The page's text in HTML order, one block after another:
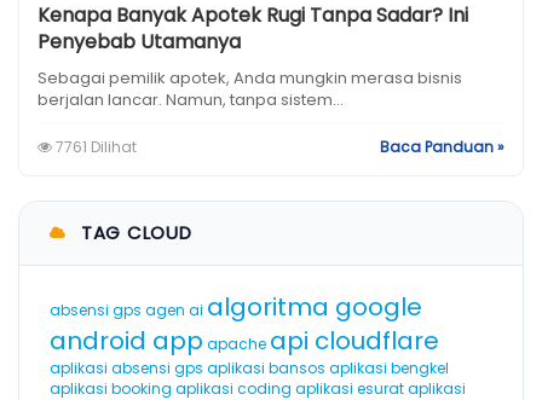
Kenapa Banyak Apotek Rugi Tanpa Sadar? Ini
Penyebab Utamanya
Sebagai pemilik apotek, Anda mungkin merasa bisnis
berjalan lancar. Namun, tanpa sistem...
7761 Dilihat Baca Panduan »
TAG CLOUD
absensi gps agen ai algoritma google
android app apache api cloudflare
aplikasi absensi gps aplikasi bansos aplikasi bengkel
aplikasi booking aplikasi coding aplikasi esurataplikasi